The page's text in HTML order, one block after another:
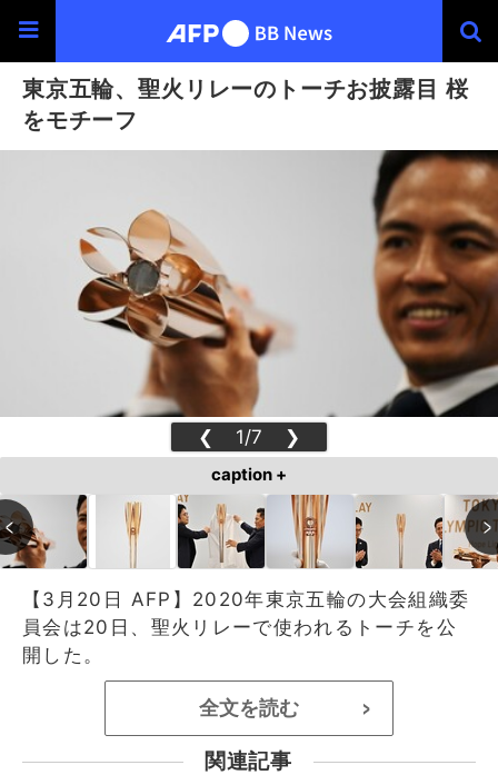
東京五輪、聖火リレーのトーチお披露目 桜
をモチーフ
❮ 1/7 ❯
caption +
【3月20日 AFP】2020年東京五輪の大会組織委
員会は20日、聖火リレーで使われるトーチを公
開した。
全文を読む >
関連記事